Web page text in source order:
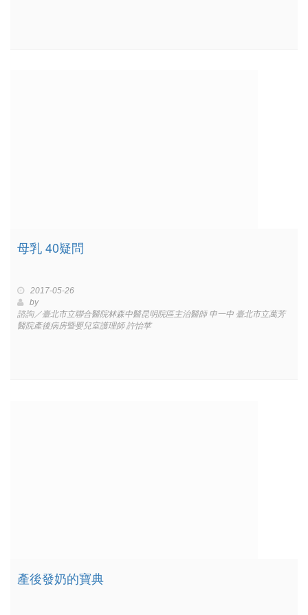
母乳 40疑問
2017-05-26
by
諮詢／臺北市立聯合醫院林森中醫昆明院區主治醫師 申一中 臺北市立萬芳
醫院產後病房暨嬰兒室護理師 許怡苹
產後發奶的寶典